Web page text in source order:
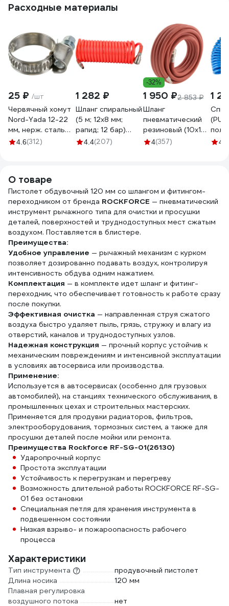
Расходные материалы
25 ₽ /шт
Червячный хомут
Nord-Yada 12-22
мм, нерж. сталь
900255
4.6(312)
1 282 ₽
Шланг спиральный
(5 м; 12х8 мм;
рапид; 12 бар)
Gigant G-1149
4.4(207)
-32%
1 950 ₽2 853 ₽
Шланг
пневматический
резиновый (10x16
мм; 10 м; 24 бар;
4(357)
1
(PU
4.7
О товаре
Пистолет обдувочный 120 мм со шлангом и фитингом-
переходником от бренда ROCKFORCE — пневматический
инструмент рычажного типа для очистки и просушки
деталей, поверхностей и труднодоступных мест сжатым
воздухом. Поставляется в блистере.
Преимущества:
Удобное управление — рычажный механизм с курком
позволяет дозированно подавать воздух, контролируя
интенсивность обдува одним нажатием.
Комплектация — в комплекте идет шланг и фитинг-
переходник, что обеспечивает готовность к работе сразу
после покупки.
Эффективная очистка — направленная струя сжатого
воздуха быстро удаляет пыль, грязь, стружку и влагу из
отверстий, каналов и труднодоступных узлов.
Надежная конструкция — прочный корпус устойчив к
механическим повреждениям и интенсивной эксплуатации
в условиях автосервиса или производства.
Применение:
Используется в автосервисах (особенно для грузовых
автомобилей), на станциях технического обслуживания, в
промышленных цехах и строительных мастерских.
Применяется для продувки радиаторов, фильтров,
электрооборудования, тормозных систем, а также для
просушки деталей после мойки или ремонта.
Преимущества Rockforce RF-SG-01(26130)
Ударопрочный корпус
Простота эксплуатации
Устойчивость к перегрузкам и перегреву
Возможность длительной работы ROCKFORCE RF-SG-
01 без остановки
Специальная петля для хранения инструмента в
подвешенном состоянии
Низкая взрыво- и пожароопасность рабочего
процесса
Характеристики
Тип инструмента
продувочный пистолет
Длина носика
120 мм
Плавная регулировка
воздушного потока
нет